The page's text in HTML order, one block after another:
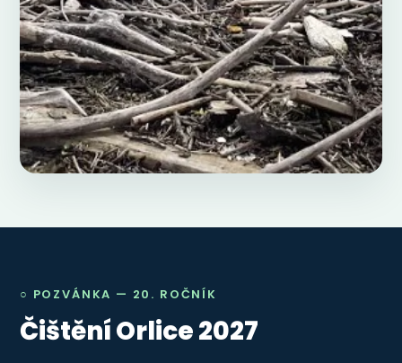
○ POZVÁNKA — 20. ROČNÍK
Čištění Orlice 2027